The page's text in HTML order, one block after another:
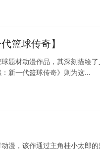
篮球传奇】
题材动漫作品，其深刻描绘
新一代篮球传奇》则为这…
漫，该作通过主角桂小太郎